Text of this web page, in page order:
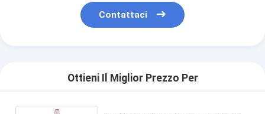
Contattaci
Ottieni Il Miglior Prezzo Per